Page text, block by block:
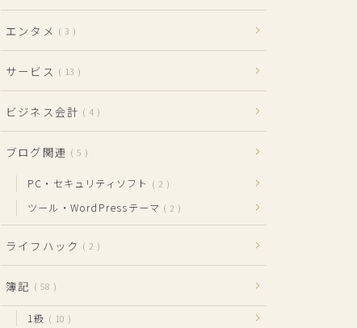
エンタメ 3
サービス 13
ビジネス会計 4
ブログ関連 5
PC・セキュリティソフト 2
ツール・WordPressテーマ 2
ライフハック 2
簿記 58
1級 10